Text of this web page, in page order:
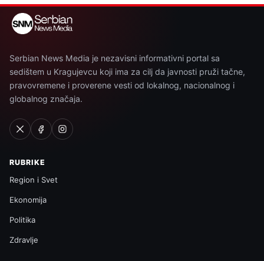
Serbian News Media je nezavisni informativni portal sa
sedištem u Kragujevcu koji ima za cilj da javnosti pruži tačne,
pravovremene i proverene vesti od lokalnog, nacionalnog i
globalnog značaja.
RUBRIKE
Region i Svet
Ekonomija
Politika
Zdravlje